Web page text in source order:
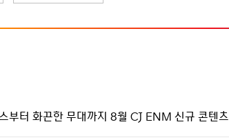
부터 화끈한 무대까지 8월 CJ ENM 신규 콘텐츠